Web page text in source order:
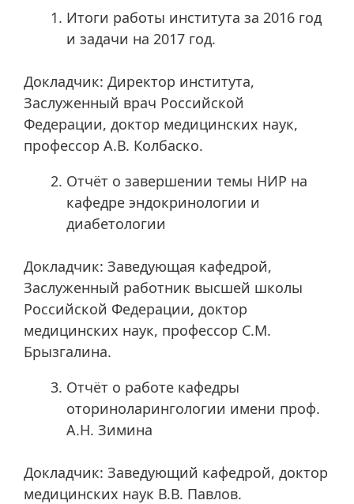
Итоги работы института за 2016 год
и задачи на 2017 год.
Докладчик: Директор института,
Заслуженный врач Российской
Федерации, доктор медицинских наук,
профессор А.В. Колбаско.
Отчёт о завершении темы НИР на
кафедре эндокринологии и
диабетологии
Докладчик: Заведующая кафедрой,
Заслуженный работник высшей школы
Российской Федерации, доктор
медицинских наук, профессор С.М.
Брызгалина.
Отчёт о работе кафедры
оториноларингологии имени проф.
А.Н. Зимина
Докладчик: Заведующий кафедрой, доктор
медицинских наук В.В. Павлов.